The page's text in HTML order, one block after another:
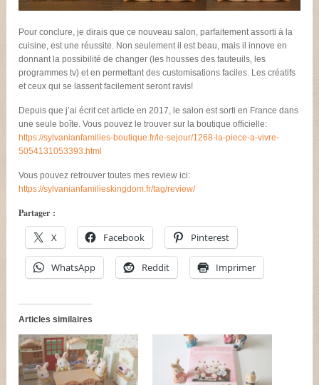
Pour conclure, je dirais que ce nouveau salon, parfaitement assorti à la
cuisine, est une réussite. Non seulement il est beau, mais il innove en
donnant la possibilité de changer (les housses des fauteuils, les
programmes tv) et en permettant des customisations faciles. Les créatifs
et ceux qui se lassent facilement seront ravis!
Depuis que j’ai écrit cet article en 2017, le salon est sorti en France dans
une seule boîte. Vous pouvez le trouver sur la boutique officielle:
https://sylvanianfamilies-boutique.fr/le-sejour/1268-la-piece-a-vivre-
5054131053393.html
Vous pouvez retrouver toutes mes review ici:
https://sylvanianfamilieskingdom.fr/tag/review/
Partager :
X Facebook Pinterest
WhatsApp Reddit Imprimer
Articles similaires